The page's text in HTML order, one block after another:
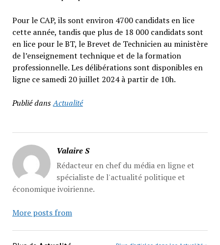
Pour le CAP, ils sont environ 4700 candidats en lice
cette année, tandis que plus de 18 000 candidats sont
en lice pour le BT, le Brevet de Technicien au ministère
de l’enseignement technique et de la formation
professionnelle. Les délibérations sont disponibles en
ligne ce samedi 20 juillet 2024 à partir de 10h.
Publié dansActualité
Valaire S
Rédacteur en chef du média en ligne et
spécialiste de l'actualité politique et
économique ivoirienne.
More posts from